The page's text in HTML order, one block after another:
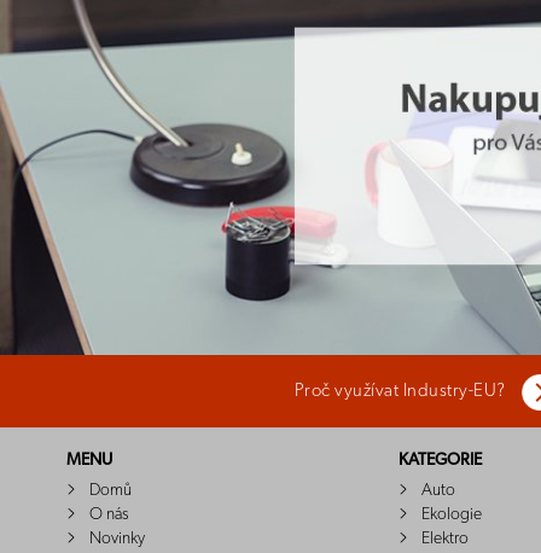
Proč využívat Industry-EU?
MENU
Domů
O nás
Novinky
KATEGORIE
Auto
Ekologie
Elektro